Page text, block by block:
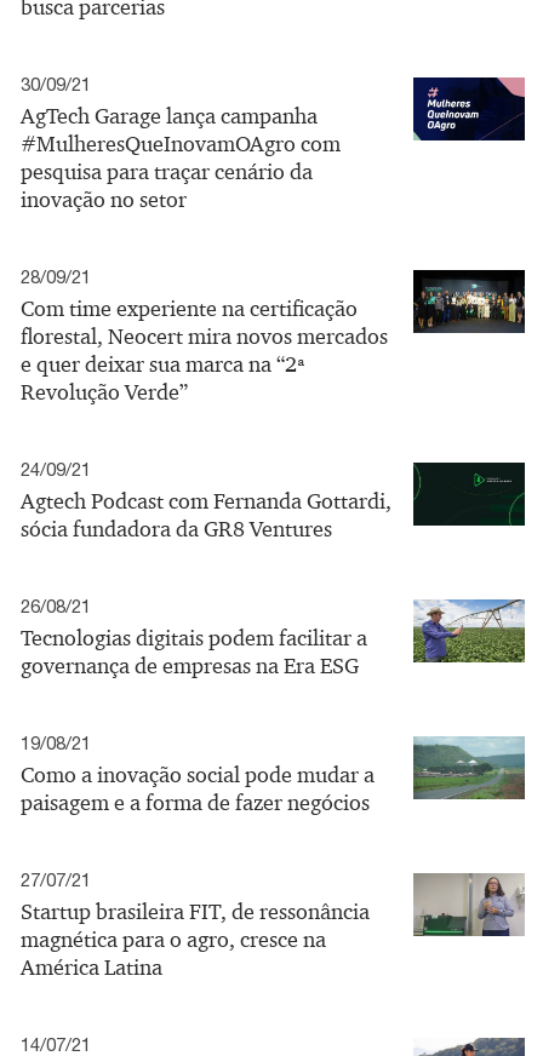
busca parcerias
30/09/21
AgTech Garage lança campanha
#MulheresQueInovamOAgro com
pesquisa para traçar cenário da
inovação no setor
28/09/21
Com time experiente na certificação
florestal, Neocert mira novos mercados
e quer deixar sua marca na “2ª
Revolução Verde”
24/09/21
Agtech Podcast com Fernanda Gottardi,
sócia fundadora da GR8 Ventures
26/08/21
Tecnologias digitais podem facilitar a
governança de empresas na Era ESG
19/08/21
Como a inovação social pode mudar a
paisagem e a forma de fazer negócios
27/07/21
Startup brasileira FIT, de ressonância
magnética para o agro, cresce na
América Latina
14/07/21